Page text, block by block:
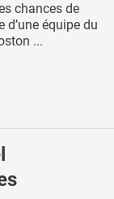
chances de
d’une équipe du
...